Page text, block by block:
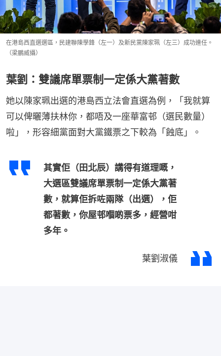
在港島西直選選區，民建聯陳學鋒（左一）及新民黨陳家珮（左三）成功連任。
（梁鵬威攝）
葉劉：雙議席單票制一定係大黨著數
她以陳家珮出選的港島西立法會直選為例，「我就算
可以俾曬薄扶林你，都唔及一座華富邨（選民數量）
啦」，形容細黨面對大黨鐵票之下較為「蝕底」。
其實佢（田北辰）講得有道理嘅，
大選區雙議席單票制一定係大黨著
數，就算佢拆咗兩隊（出選），佢
都著數，你屋邨嗰啲票多，經營咁
多年。
葉劉淑儀